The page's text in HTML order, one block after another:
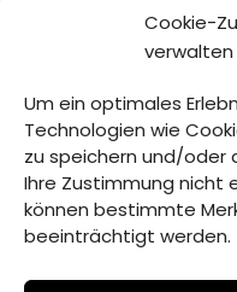
Cookie-
verwalten
Um ein optimales
Technologien wie
zu speichern und/oder
Ihre Zustimmung nicht
können bestimmte
beeinträchtigt werden.
Gemeinde Ascha
Schlagwörter: 2025